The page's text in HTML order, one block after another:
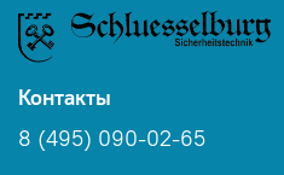
Контакты
8 (495) 090-02-65